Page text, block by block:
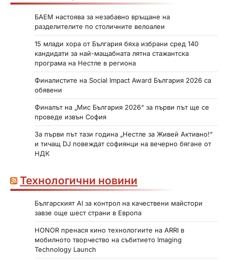
БАЕМ настоява за незабавно връщане на
разделителите по столичните велоалеи
15 млади хора от България бяха избрани сред 140
кандидати за най-мащабната лятна стажантска
програма на Нестле в региона
Финалистите на Social Impact Award България 2026 са
обявени
Финалът на „Мис България 2026“ за първи път ще се
проведе извън София
За първи път тази година „Нестле за Живей Активно!“
и тичащ DJ повеждат софиянци на вечерно бягане от
НДК
Технологични новини
Българският AI за контрол на качествени майстори
завзе още шест страни в Европа
HONOR пренася кино технологиите на ARRI в
мобилното творчество на събитието Imaging
Technology Launch